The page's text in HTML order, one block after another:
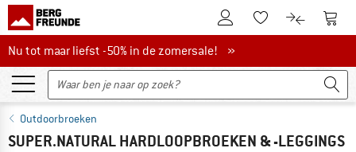
De klantenaccount
Naar deNaar de
Nu tot maar liefst -50% in de zomersale!
Nu tot maar liefst -50% in de zomersale! »
Outdoorbroeken
SUPER.NATURAL HARDLOOPBROEKEN & -LEGGINGS